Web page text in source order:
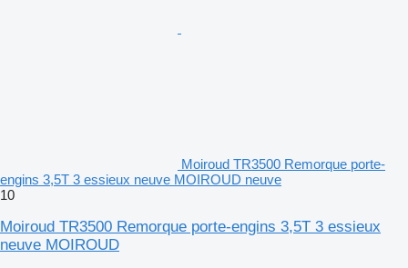
Moiroud TR3500 Remorque porte-
engins 3,5T 3 essieux neuve MOIROUD neuve
10
Moiroud TR3500 Remorque porte-engins 3,5T 3 essieux
neuve MOIROUD